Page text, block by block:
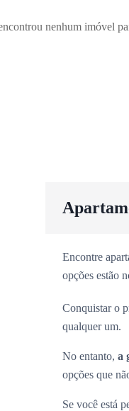
nenhum imóvel
Encontre
opções estão
Conquistar o
qualquer um.
No entanto, a
opções que
Se você está